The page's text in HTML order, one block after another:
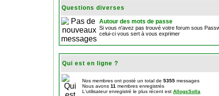
Questions diverses
Autour des mots de passe
Si vous n'avez pas trouvé votre forum sous
celui-ci vous sert à vous exprimer
Qui est en ligne ?
Nos membres ont posté un total de 5355 messages
Nous avons 11 membres enregistrés
L'utilisateur enregistré le plus récent est AllogsSolla